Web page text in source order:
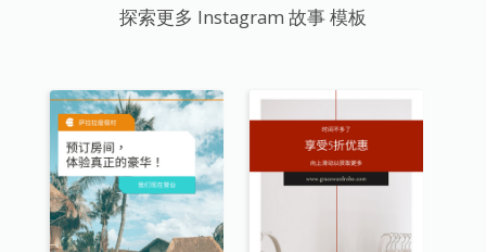
探索更多 Instagram 故事 模板